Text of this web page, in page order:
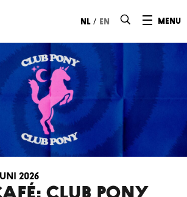
menu
nl / en
2026